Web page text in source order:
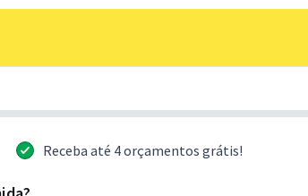
Receba até 4 orçamentos grátis!